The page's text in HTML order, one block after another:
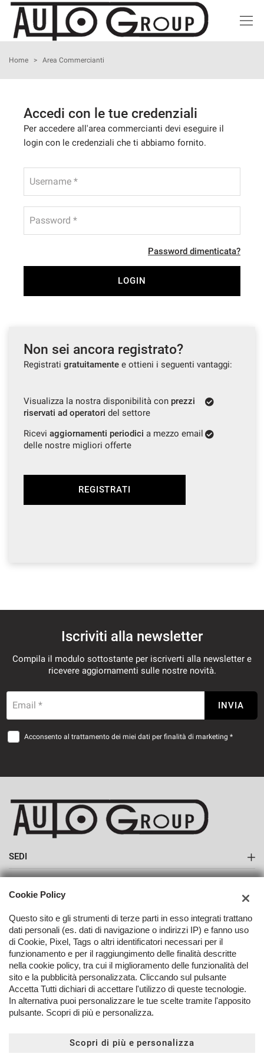
HOME
ACQUISTIAMO USATO
I NOSTRI SERVIZI
Home > Area Commercianti
Accedi con le tue credenziali
Per accedere all'area commercianti devi eseguire il
login con le credenziali che ti abbiamo fornito.
Username *
Password *
Password dimenticata?
LOGIN
Non sei ancora registrato?
Registrati gratuitamente e ottieni i seguenti vantaggi:
Visualizza la nostra disponibilità con prezzi
riservati ad operatori del settore
Ricevi aggiornamenti periodici a mezzo email
delle nostre migliori offerte
REGISTRATI
Iscriviti alla newsletter
Compila il modulo sottostante per iscriverti alla newsletter e
ricevere aggiornamenti sulle nostre novità.
Email * INVIA
Acconsento al trattamento dei miei dati per finalità di marketing *
SEDI
Sede di Monte San Savino
AZIENDA
Contatti
TORNA IN CIMA
Copyright © 2026 Autogroup Srl - P.IVA 02072750512 -Leggi
l'informativa sulla privacy -Cookie Policy
Cookie Policy
Questo sito e gli strumenti di terze parti in esso integrati trattano
dati personali (es. dati di navigazione o indirizzi IP) e fanno uso
di Cookie, Pixel, Tags o altri identificatori necessari per il
funzionamento e per il raggiungimento delle finalità descritte
nella cookie policy, tra cui il miglioramento delle funzionalità del
sito e la pubblicità personalizzata. Cliccando sul pulsante
Accetta Tutti dichiari di accettare l'utilizzo di queste tecnologie.
In alternativa puoi personalizzare le tue scelte tramite l'apposito
pulsante. Scopri di più e personalizza.
Scopri di più e personalizza